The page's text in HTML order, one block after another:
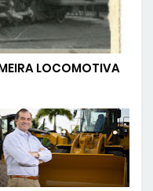
LOCOMOTIVA